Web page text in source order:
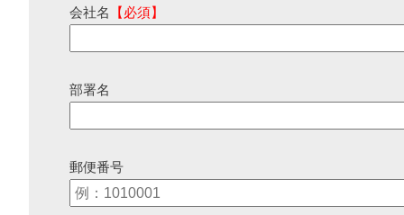
会社名 【必須】
部署名
郵便番号